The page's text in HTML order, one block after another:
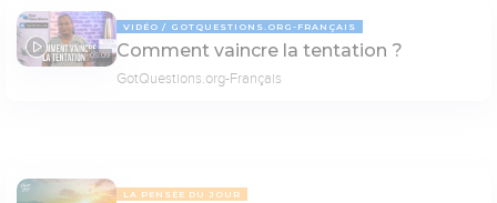
05:09
VIDÉO GOTQUESTIONS.ORG-FRANÇAIS
Comment vaincre la tentation ?
GotQuestions.org-Français
LA PENSÉE DU JOUR